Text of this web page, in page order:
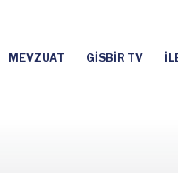
MEVZUAT GİSBİR TV